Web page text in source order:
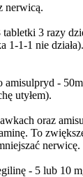
nerwicą.
3 razy
1-1-1 nie
amisulpryd -
utyłem).
oraz
To
nerwicę.
- 5 lub 10